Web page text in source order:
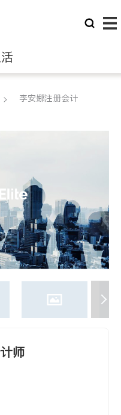
李安娜注册会计
师